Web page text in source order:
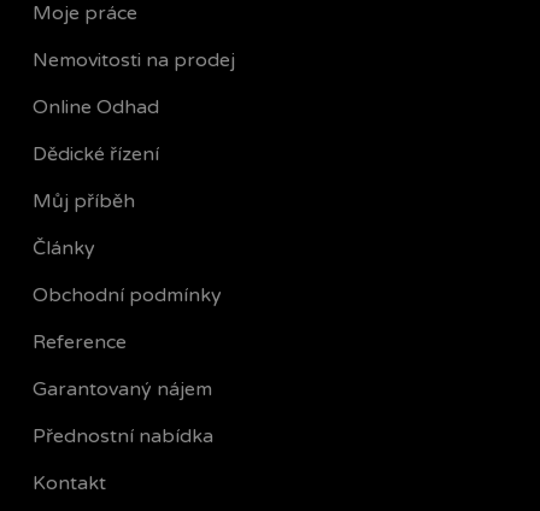
Moje práce
Nemovitosti na prodej
Online Odhad
Dědické řízení
Můj příběh
Články
Obchodní podmínky
Reference
Garantovaný nájem
Přednostní nabídka
Kontakt